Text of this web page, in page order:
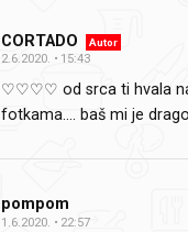
CORTADO Autor
2.6.2020. 15:43
♡♡♡♡od srca ti hvala
fotkama.... baš mi je
pompom
1.6.2020. 22:57